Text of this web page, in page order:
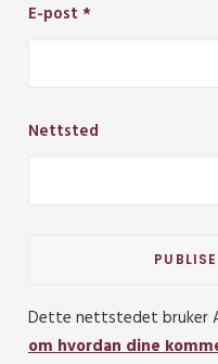
E-post *
Nettsted
Dette nettstedet bruker
om hvordan dine